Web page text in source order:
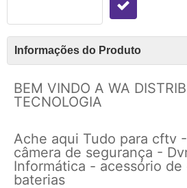
Informações do Produto
BEM VINDO A WA
TECNOLOGIA
Ache aqui Tudo para cftv
câmera de segurança -
Informática - acessório
baterias